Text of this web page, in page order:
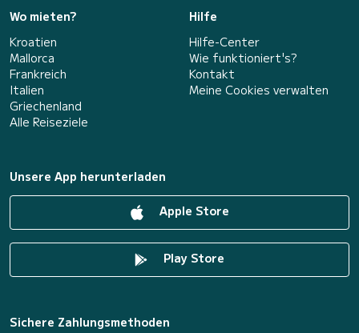
Wo mieten?
Kroatien
Mallorca
Frankreich
Italien
Griechenland
Alle Reiseziele
Hilfe
Hilfe-Center
Wie funktioniert's?
Kontakt
Meine Cookies verwalten
Unsere App herunterladen
Apple Store
Play Store
Sichere Zahlungsmethoden